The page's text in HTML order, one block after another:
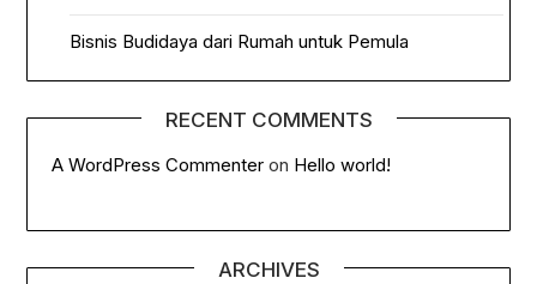
Bisnis Budidaya dari Rumah untuk Pemula
RECENT COMMENTS
A WordPress Commenter on Hello world!
ARCHIVES